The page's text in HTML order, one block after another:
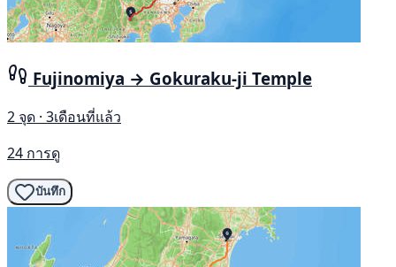
Fujinomiya → Gokuraku-ji Temple
2 จุด · 3เดือนที่แล้ว
24 การดู
บันทึก